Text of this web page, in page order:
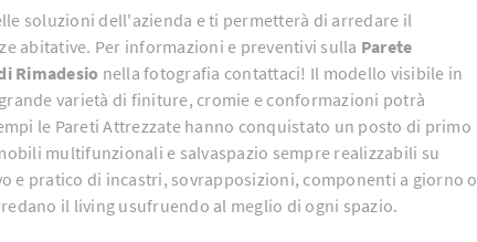
soluzioni dell'azienda e ti permetterà di arredare il
abitative. Per informazioni e preventivi sulla Parete
Rimadesio nella fotografia contattaci! Il modello visibile in
varietà di finiture, cromie e conformazioni potrà
le Pareti Attrezzate hanno conquistato un posto di primo
multifunzionali e salvaspazio sempre realizzabili su
e pratico di incastri, sovrapposizioni, componenti a giorno o
il living usufruendo al meglio di ogni spazio.